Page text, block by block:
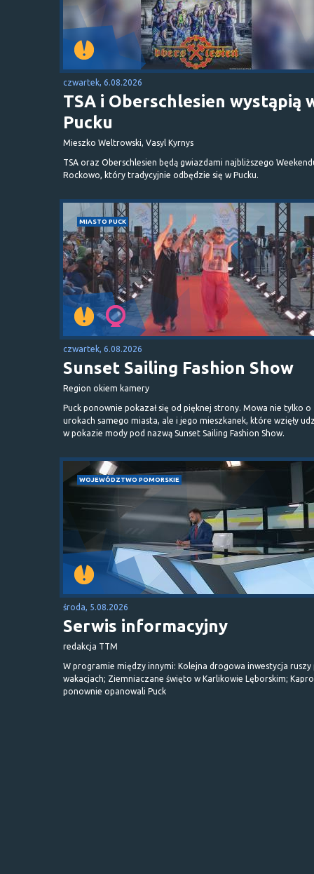
czwartek, 6.08.2026
TSA i Oberschlesien wystąpią
Pucku
Mieszko Weltrowski, Vasyl Kyrnys
TSA oraz Oberschlesien będą gwiazdami najbliższego
Rockowo, który tradycyjnie odbędzie się w Pucku.
MIASTO PUCK
czwartek, 6.08.2026
Sunset Sailing Fashion Show
Region okiem kamery
Puck ponownie pokazał się od pięknej strony. Mowa nie tylko o
urokach samego miasta, ale i jego mieszkanek, które wzięły
w pokazie mody pod nazwą Sunset Sailing Fashion Show.
WOJEWÓDZTWO POMORSKIE
środa, 5.08.2026
Serwis informacyjny
redakcja TTM
W programie między innymi: Kolejna drogowa inwestycja ruszy
wakacjach; Ziemniaczane święto w Karlikowie Lęborskim;
ponownie opanowali Puck